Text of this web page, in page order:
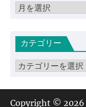
ア
イカテゴリー
カ
ゴ
リ
Copyright © 2026